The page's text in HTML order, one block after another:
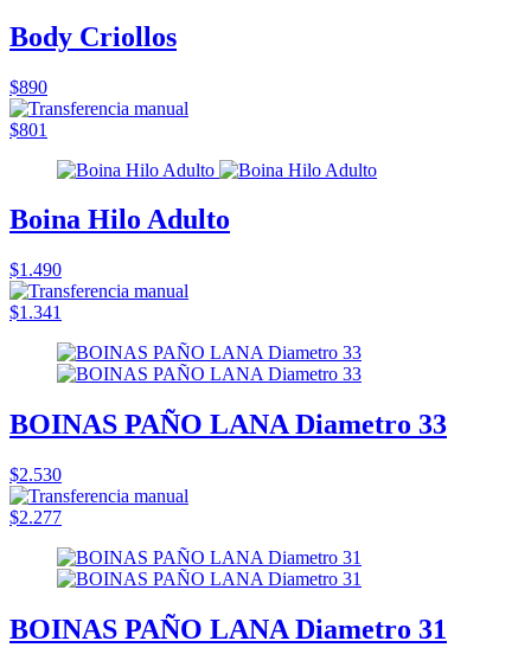
Body Criollos
$890
$801
Boina Hilo Adulto
$1.490
$1.341
BOINAS PAÑO LANA Diametro 33
$2.530
$2.277
BOINAS PAÑO LANA Diametro 31